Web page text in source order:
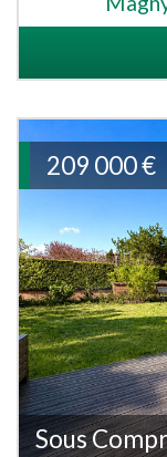
Sous
209 000€